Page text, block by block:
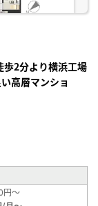
歩2分より横浜工場
高層マンショ
円～